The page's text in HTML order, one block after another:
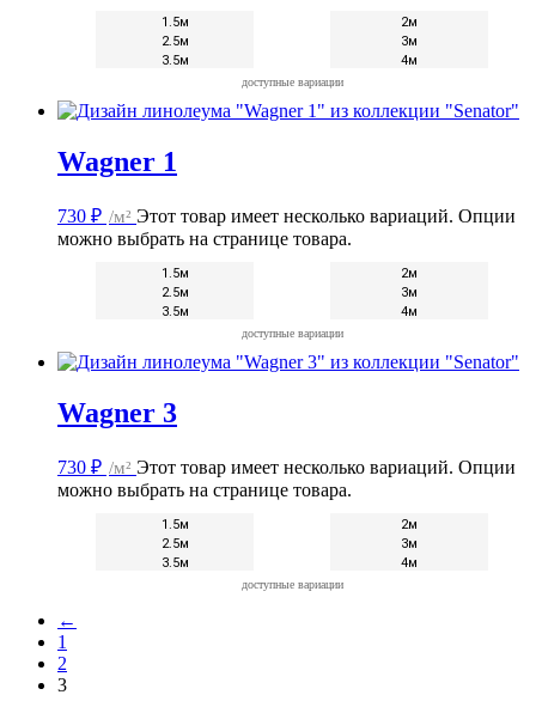
1.5м
2м
2.5м
3м
3.5м
4м
доступные вариации
Wagner 1
730 ₽ /м² Этот товар имеет несколько вариаций. Опции
можно выбрать на странице товара.
1.5м
2м
2.5м
3м
3.5м
4м
доступные вариации
Wagner 3
730 ₽ /м² Этот товар имеет несколько вариаций. Опции
можно выбрать на странице товара.
1.5м
2м
2.5м
3м
3.5м
4м
доступные вариации
←
1
2
3